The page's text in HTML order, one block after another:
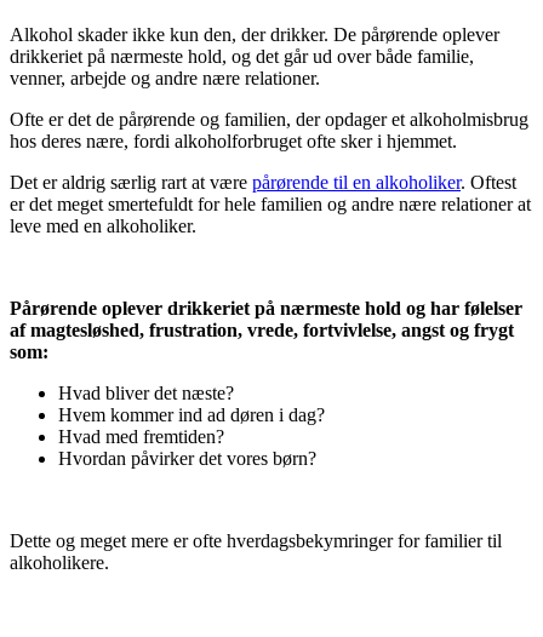
Alkohol skader ikke kun den, der drikker. De pårørende oplever
drikkeriet på nærmeste hold, og det går ud over både familie,
venner, arbejde og andre nære relationer.
Ofte er det de pårørende og familien, der opdager et alkoholmisbrug
hos deres nære, fordi alkoholforbruget ofte sker i hjemmet.
Det er aldrig særlig rart at være pårørende til en alkoholiker. Oftest
er det meget smertefuldt for hele familien og andre nære relationer at
leve med en alkoholiker.
Pårørende oplever drikkeriet på nærmeste hold og har følelser
af magtesløshed, frustration, vrede, fortvivlelse, angst og frygt
som:
Hvad bliver det næste?
Hvem kommer ind ad døren i dag?
Hvad med fremtiden?
Hvordan påvirker det vores børn?
Dette og meget mere er ofte hverdagsbekymringer for familier til
alkoholikere.